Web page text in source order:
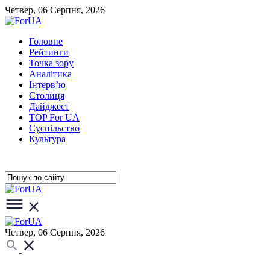
Четвер, 06 Серпня, 2026
Головне
Рейтинги
Точка зору
Аналітика
Інтерв’ю
Столиця
Дайджест
TOP For UA
Суспiльство
Культура
Четвер, 06 Серпня, 2026